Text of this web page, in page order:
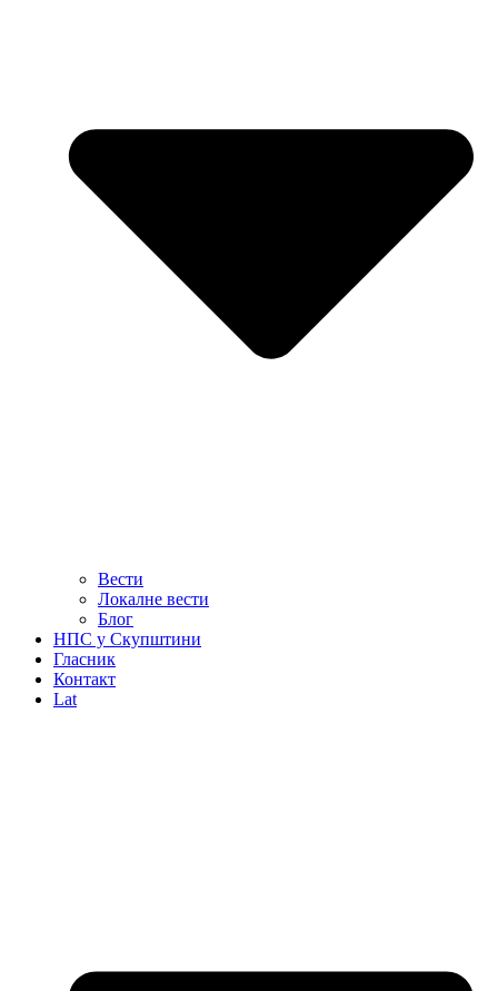
Вести
Локалне вести
Блог
НПС у Скупштини
Гласник
Контакт
Lat